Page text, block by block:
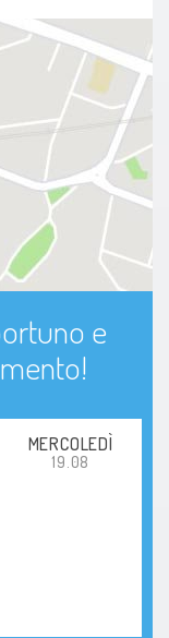
e
MERCOLEDÌ
19.08